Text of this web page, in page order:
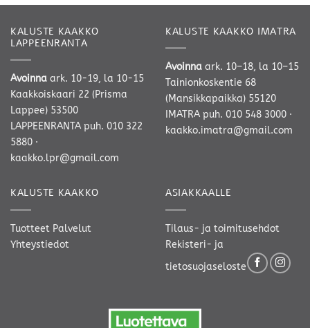
KALUSTE KAAKKO
LAPPEENRANTA
Avoinna ark. 10-19, la 10-15
Kaakkoiskaari 22 (Prisma
Lappee) 53500
LAPPEENRANTA puh. 010 322
5880 ·
kaakko.lpr@gmail.com
KALUSTE KAAKKO IMATRA
Avoinna ark. 10–18, la 10–15
Tainionkoskentie 68
(Mansikkapaikka) 55120
IMATRA puh. 010 548 3000 ·
kaakko.imatra@gmail.com
KALUSTE KAAKKO
Tuotteet Palvelut
Yhteystiedot
ASIAKKAALLE
Tilaus- ja toimitusehdot
Rekisteri- ja
tietosuojaseloste